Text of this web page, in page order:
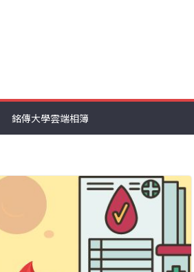
銘傳大學雲端相簿